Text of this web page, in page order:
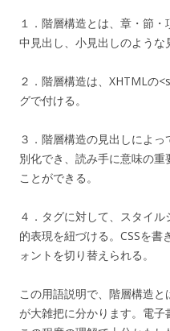
１．階層構造とは、章・節・
中見出し、小見出しのような
２．階層構造は、XHTMLの
グで付ける。
３．階層構造の見出しによ
別化でき、読み手に意味の
ことができる。
４．タグに対して、スタイ
的表現を紐づける。CSSを書
ォントを切り替えられる。
この用語説明で、階層構造
が大雑把に分かります。電子